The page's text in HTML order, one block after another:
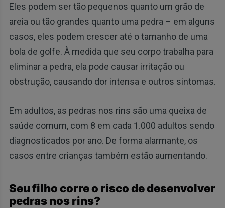
Eles podem ser tão pequenos quanto um grão de
areia ou tão grandes quanto uma pedra – em alguns
casos, eles podem crescer até o tamanho de uma
bola de golfe. À medida que seu corpo trabalha para
eliminar a pedra, ela pode causar irritação ou
obstrução, causando dor intensa e outros sintomas.
Em adultos, as pedras nos rins são uma queixa de
saúde comum, com 8 em cada 1.000 adultos sendo
diagnosticados por ano. De forma alarmante, os
casos entre crianças também estão aumentando.
Seu filho corre o risco de desenvolver
pedras nos rins?